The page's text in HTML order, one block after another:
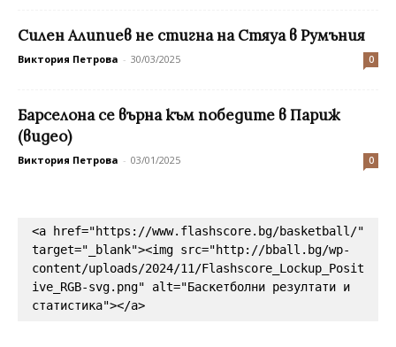
Силен Алипиев не стигна на Стяуа в Румъния
Виктория Петрова - 30/03/2025 0
Барселона се върна към победите в Париж
(видео)
Виктория Петрова - 03/01/2025 0
<a href="https://www.flashscore.bg/basketball/"
target="_blank"><img src="http://bball.bg/wp-
content/uploads/2024/11/Flashscore_Lockup_Posit
ive_RGB-svg.png" alt="Баскетболни резултати и
статистика"></a>